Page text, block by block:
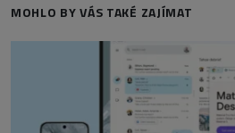
MOHLO BY VÁS TAKÉ ZAJÍMAT